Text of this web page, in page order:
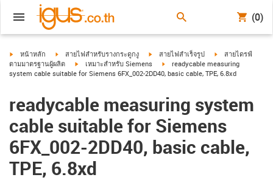
(0)
igus-icon-arrow-right
หน้าหลัก igus-icon-arrow-right
สายไฟสำหรับรางกระดูกงู igus-icon-arrow-right
สายไฟสำเร็จรูป igus-icon-arrow-
สายไดรฟ์
ตามมาตรฐานผู้ผลิต
igus-icon-arrow-right
เหมาะสำหรับ Siemens igus-icon-arrow-right
readycable measuring
system cable suitable for Siemens 6FX_002-2DD40, basic cable, TPE, 6.8xd
readycable measuring system
cable suitable for Siemens
6FX_002-2DD40, basic cable,
TPE, 6.8xd